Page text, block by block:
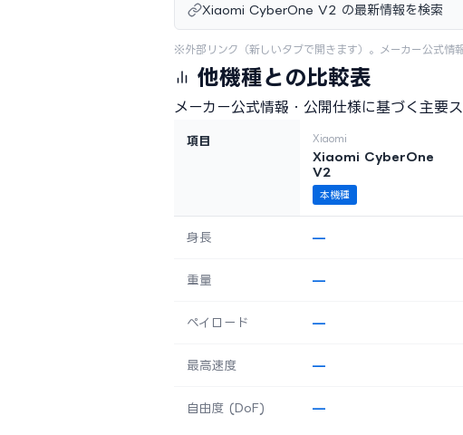
Xiaomi CyberOne V2 の最新情報を検索
※外部リンク（新しいタブで開きます）。メーカー公式情
他機種との比較表
メーカー公式情報・公開仕様に基づく主要
項目 Xiaomi
Xiaomi CyberOne
V2
本機種
身長 —
重量 —
ペイロード —
最高速度 —
自由度 (DoF) —